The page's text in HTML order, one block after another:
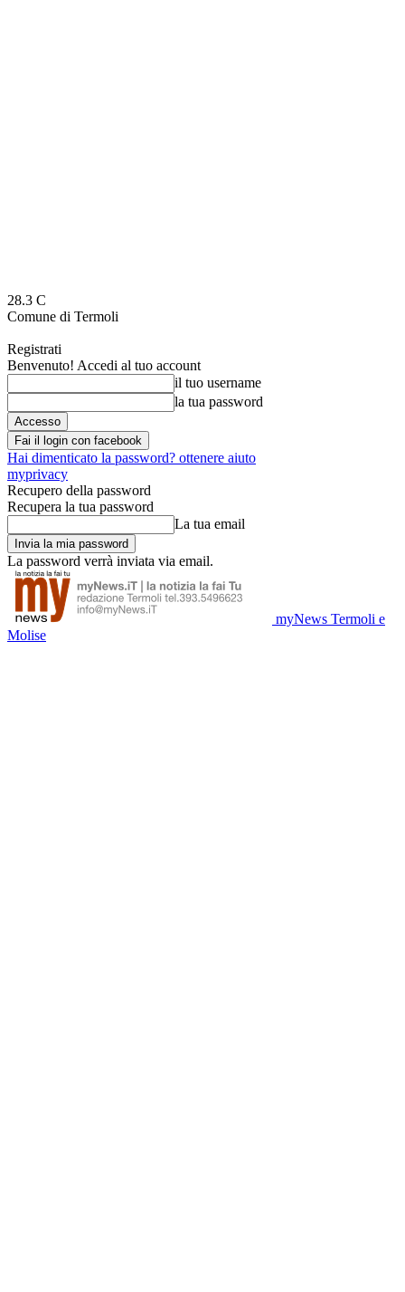
28.3 C
Comune di Termoli
Registrati
Benvenuto! Accedi al tuo account
il tuo username
la tua password
Fai il login con facebook
Hai dimenticato la password? ottenere aiuto
myprivacy
Recupero della password
Recupera la tua password
La tua email
La password verrà inviata via email.
myNews Termoli e
Molise